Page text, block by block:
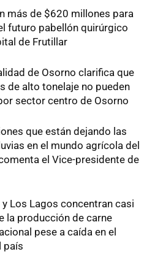
más de $620 millones para
futuro pabellón quirúrgico
de Frutillar
de Osorno clarifica que
de alto tonelaje no pueden
sector centro de Osorno
que están dejando las
en el mundo agrícola del
el Vice-presidente de
y Los Lagos concentran casi
la producción de carne
pese a caída en el
país